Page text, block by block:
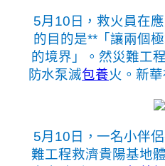
5月10日，救火員在
的目的是**「讓兩個
的境界」。然災難工
防水泵滅包養火。新
5月10日，一名小伴
難工程救濟貴陽基地